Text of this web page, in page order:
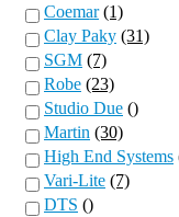
Coemar (1)
Clay Paky (31)
SGM (7)
Robe (23)
Studio Due ()
Martin (30)
High End Systems
Vari-Lite (7)
DTS ()